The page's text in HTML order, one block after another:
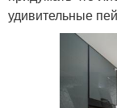
удивительные